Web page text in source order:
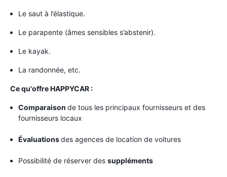
Le saut à l’élastique.
Le parapente (âmes sensibles s’abstenir).
Le kayak.
La randonnée, etc.
Ce qu'offre HAPPYCAR :
Comparaison de tous les principaux fournisseurs et des
fournisseurs locaux
Évaluationsdes agences de location de voitures
Possibilité de réserver des suppléments